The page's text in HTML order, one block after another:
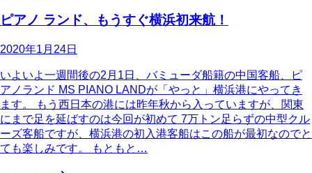
ピアノ ランド、もうすぐ横浜初来航！
2020年1月24日
いよいよ一週間後の2月1日、バミューダ船籍の中国客船、ピ
アノランド MS PIANO LANDが「やっと」横浜港にやってき
ます。 もう西日本の港には昨年秋から入っていますが、関東
にまで足を延ばすのは今回が初めて 7万トン足らずの中型クル
ーズ客船ですが、横浜港の初入港客船はこの船が最初なのでと
ても楽しみです。 もともと…